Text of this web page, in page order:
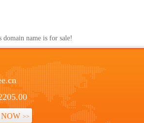
name is for sale!
>>